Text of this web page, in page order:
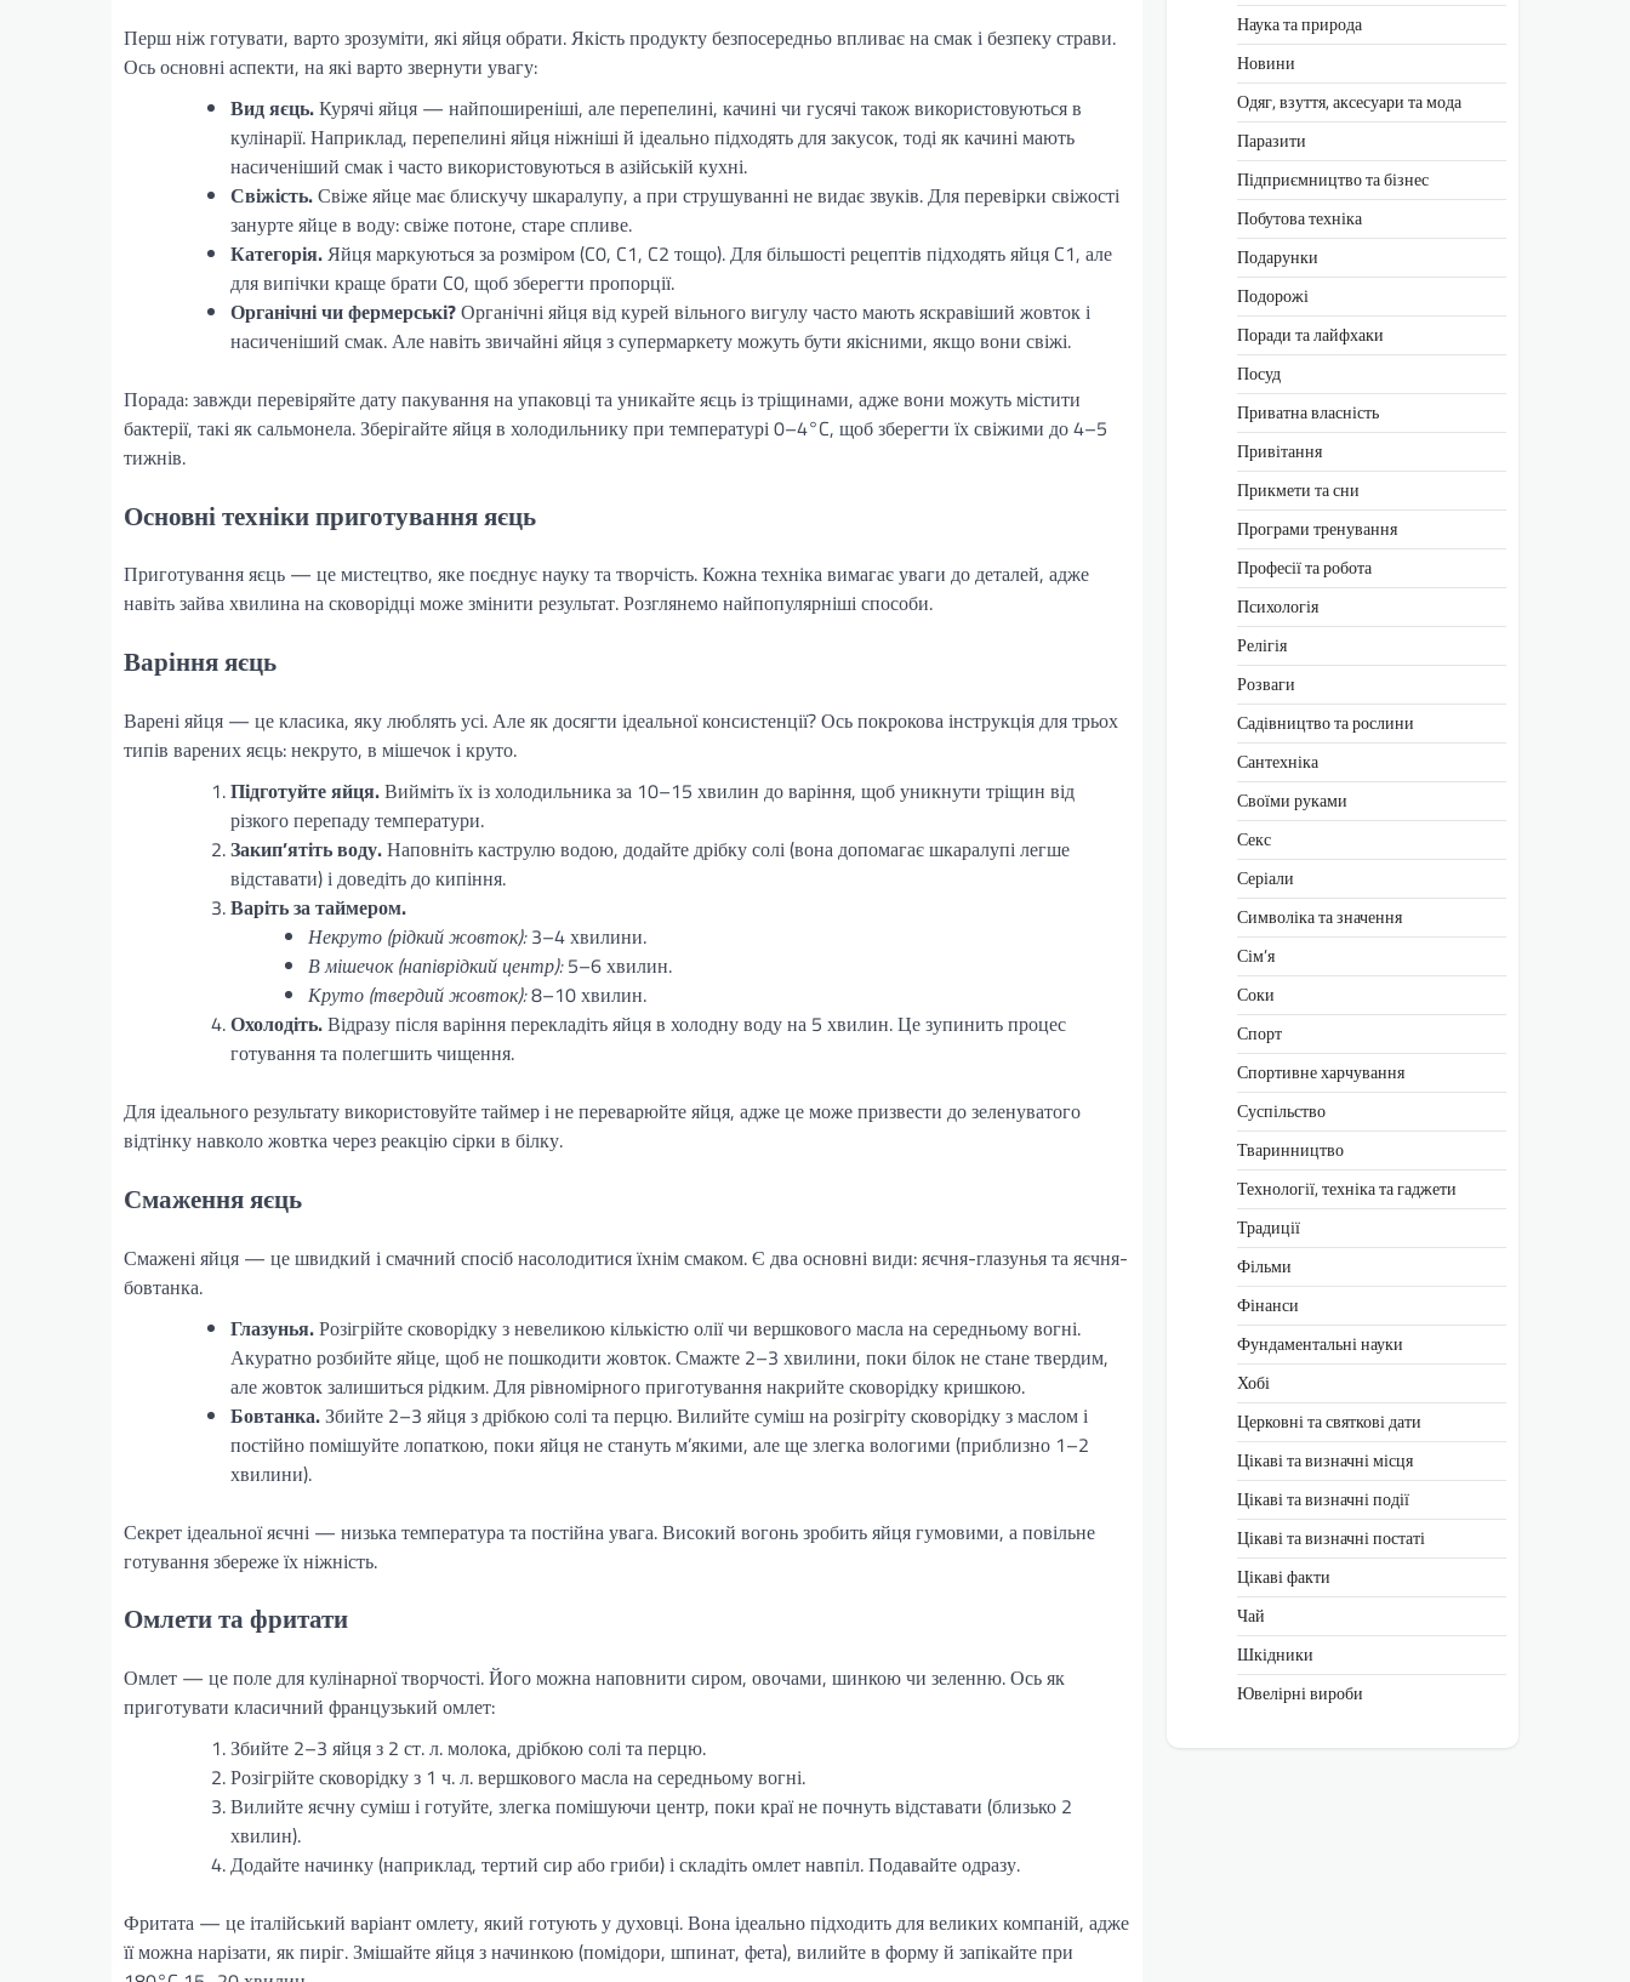
Перш ніж готувати, варто зрозуміти, які яйця обрати. Якість продукту безпосередньо впливає на смак і безпеку страви.
Ось основні аспекти, на які варто звернути увагу:
Вид яєць.Курячі яйця — найпоширеніші, але перепелині, качині чи гусячі також використовуються в
кулінарії. Наприклад, перепелині яйця ніжніші й ідеально підходять для закусок, тоді як качині мають
насиченіший смак і часто використовуються в азійській кухні.
Свіжість.Свіже яйце має блискучу шкаралупу, а при струшуванні не видає звуків. Для перевірки свіжості
занурте яйце в воду: свіже потоне, старе спливе.
Категорія.Яйця маркуються за розміром (C0, C1, C2 тощо). Для більшості рецептів підходять яйця C1, але
для випічки краще брати C0, щоб зберегти пропорції.
Органічні чи фермерські?Органічні яйця від курей вільного вигулу часто мають яскравіший жовток і
насиченіший смак. Але навіть звичайні яйця з супермаркету можуть бути якісними, якщо вони свіжі.
Порада: завжди перевіряйте дату пакування на упаковці та уникайте яєць із тріщинами, адже вони можуть містити
бактерії, такі як сальмонела. Зберігайте яйця в холодильнику при температурі 0–4°C, щоб зберегти їх свіжими до 4–5
тижнів.
Основні техніки приготування яєць
Приготування яєць — це мистецтво, яке поєднує науку та творчість. Кожна техніка вимагає уваги до деталей, адже
навіть зайва хвилина на сковорідці може змінити результат. Розглянемо найпопулярніші способи.
Варіння яєць
Варені яйця — це класика, яку люблять усі. Але як досягти ідеальної консистенції? Ось покрокова інструкція для трьох
типів варених яєць: некруто, в мішечок і круто.
Підготуйте яйця.Вийміть їх із холодильника за 10–15 хвилин до варіння, щоб уникнути тріщин від
різкого перепаду температури.
Закип’ятіть воду.Наповніть каструлю водою, додайте дрібку солі (вона допомагає шкаралупі легше
відставати) і доведіть до кипіння.
Варіть за таймером.
Некруто (рідкий жовток):3–4 хвилини.
В мішечок (напіврідкий центр):5–6 хвилин.
Круто (твердий жовток):8–10 хвилин.
Охолодіть.Відразу після варіння перекладіть яйця в холодну воду на 5 хвилин. Це зупинить процес
готування та полегшить чищення.
Для ідеального результату використовуйте таймер і не переварюйте яйця, адже це може призвести до зеленуватого
відтінку навколо жовтка через реакцію сірки в білку.
Смаження яєць
Смажені яйця — це швидкий і смачний спосіб насолодитися їхнім смаком. Є два основні види: яєчня-глазунья та яєчня-
бовтанка.
Глазунья.Розігрійте сковорідку з невеликою кількістю олії чи вершкового масла на середньому вогні.
Акуратно розбийте яйце, щоб не пошкодити жовток. Смажте 2–3 хвилини, поки білок не стане твердим,
але жовток залишиться рідким. Для рівномірного приготування накрийте сковорідку кришкою.
Бовтанка.Збийте 2–3 яйця з дрібкою солі та перцю. Вилийте суміш на розігріту сковорідку з маслом і
постійно помішуйте лопаткою, поки яйця не стануть м’якими, але ще злегка вологими (приблизно 1–2
хвилини).
Секрет ідеальної яєчні — низька температура та постійна увага. Високий вогонь зробить яйця гумовими, а повільне
готування збереже їх ніжність.
Омлети та фритати
Омлет — це поле для кулінарної творчості. Його можна наповнити сиром, овочами, шинкою чи зеленню. Ось як
приготувати класичний французький омлет:
Збийте 2–3 яйця з 2 ст. л. молока, дрібкою солі та перцю.
Розігрійте сковорідку з 1 ч. л. вершкового масла на середньому вогні.
Вилийте яєчну суміш і готуйте, злегка помішуючи центр, поки краї не почнуть відставати (близько 2
хвилин).
Додайте начинку (наприклад, тертий сир або гриби) і складіть омлет навпіл. Подавайте одразу.
Фритата — це італійський варіант омлету, який готують у духовці. Вона ідеально підходить для великих компаній, адже
її можна нарізати, як пиріг. Змішайте яйця з начинкою (помідори, шпинат, фета), вилийте в форму й запікайте при
Наука та природа
Новини
Одяг, взуття, аксесуари та мода
Паразити
Підприємництво та бізнес
Побутова техніка
Подарунки
Подорожі
Поради та лайфхаки
Посуд
Приватна власність
Привітання
Прикмети та сни
Програми тренування
Професії та робота
Психологія
Релігія
Розваги
Садівництво та рослини
Сантехніка
Своїми руками
Секс
Серіали
Символіка та значення
Сім’я
Соки
Спорт
Спортивне харчування
Суспільство
Тваринництво
Технології, техніка та гаджети
Традиції
Фільми
Фінанси
Фундаментальні науки
Хобі
Церковні та святкові дати
Цікаві та визначні місця
Цікаві та визначні події
Цікаві та визначні постаті
Цікаві факти
Чай
Шкідники
Ювелірні вироби